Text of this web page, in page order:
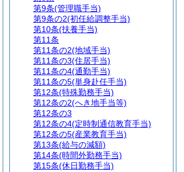
第9条(管理職手当)
第9条の2(初任給調整手当)
第10条(扶養手当)
第11条
第11条の2(地域手当)
第11条の3(住居手当)
第11条の4(通勤手当)
第11条の5(単身赴任手当)
第12条(特殊勤務手当)
第12条の2(へき地手当等)
第12条の3
第12条の4(定時制通信教育手当)
第12条の5(産業教育手当)
第13条(給与の減額)
第14条(時間外勤務手当)
第15条(休日勤務手当)